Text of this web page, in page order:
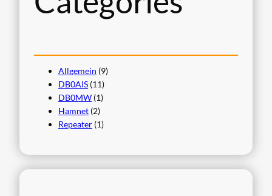
Allgemein (9)
DB0AIS (11)
DB0MW (1)
Hamnet (2)
Repeater (1)